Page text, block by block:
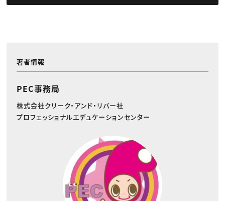
著者情報
PEC事務局
株式会社クリーク・アンド・リバー社
プロフェッショナルエデュケーションセンター